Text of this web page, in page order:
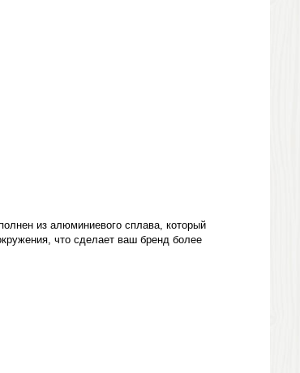
из алюминиевого сплава, который
что сделает ваш бренд более